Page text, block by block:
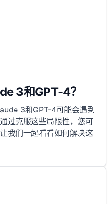
3和GPT-4？
3和GPT-4可能会遇到
过克服这些局限性，您可
我们一起看看如何解决这